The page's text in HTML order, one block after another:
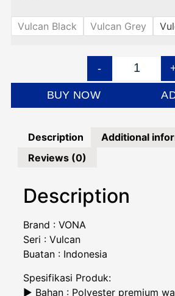
Vulcan Black Vulcan Grey
-
BUY NOW
Description
Additional
Reviews (0)
Description
Brand : VONA
Seri : Vulcan
Buatan : Indonesia
Spesifikasi Produk:
► Bahan : Polyester premium